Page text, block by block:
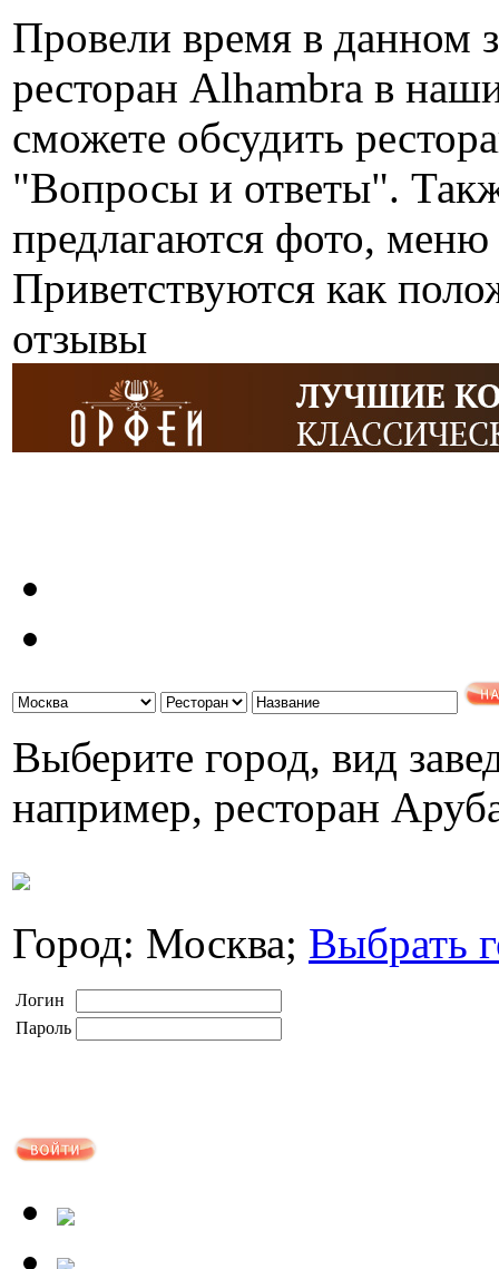
Провели время в данном
ресторан Alhambra в
сможете обсудить
"Вопросы и ответы".
предлагаются фото,
Приветствуются как
отзывы
Выберите город, вид
например, ресторан
Город: Москва; Выбрать
Логин
Пароль